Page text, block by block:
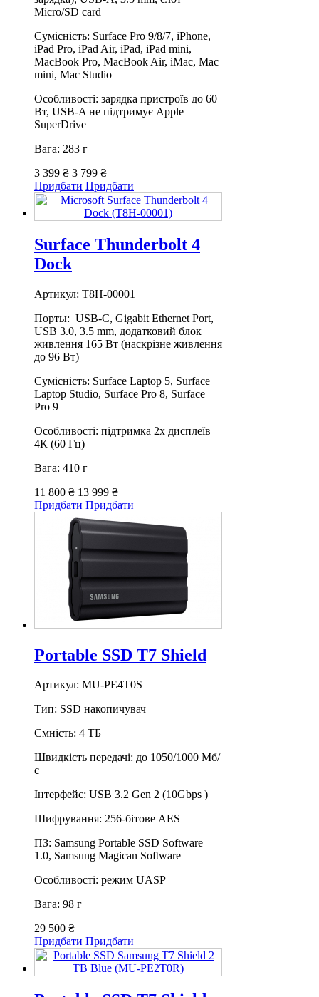
Micro/SD card
Сумісність: Surface Pro 9/8/7, iPhone,
iPad Pro, iPad Air, iPad, iPad mini,
MacBook Pro, MacBook Air, iMac, Mac
mini, Mac Studio
Особливості: зарядка пристроїв до 60
Вт, USB-A не підтримує Apple
SuperDrive
Вага: 283 г
3 399 ₴ 3 799 ₴
Придбати Придбати
Surface Thunderbolt 4
Dock
Артикул: T8H-00001
Порты: USB-C, Gigabit Ethernet Port,
USB 3.0, 3.5 mm, додатковий блок
живлення 165 Вт (наскрізне живлення
до 96 Вт)
Сумісність: Surface Laptop 5, Surface
Laptop Studio, Surface Pro 8, Surface
Pro 9
Особливості: підтримка 2х дисплеїв
4К (60 Гц)
Вага: 410 г
11 800 ₴ 13 999 ₴
Придбати Придбати
Portable SSD T7 Shield
Артикул: MU-PE4T0S
Тип: SSD накопичувач
Ємність: 4 ТБ
Швидкість передачі: до 1050/1000 Мб/
с
Інтерфейс: USB 3.2 Gen 2 (10Gbps )
Шифрування: 256-бітове AES
ПЗ: Samsung Portable SSD Software
1.0, Samsung Magican Software
Особливості: режим UASP
Вага: 98 г
29 500 ₴
Придбати Придбати